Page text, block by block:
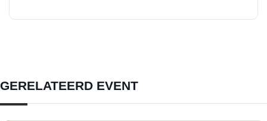
GERELATEERD EVENT